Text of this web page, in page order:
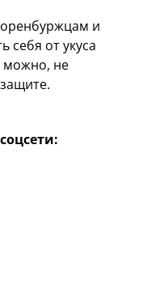
и
себя от укуса
можно, не